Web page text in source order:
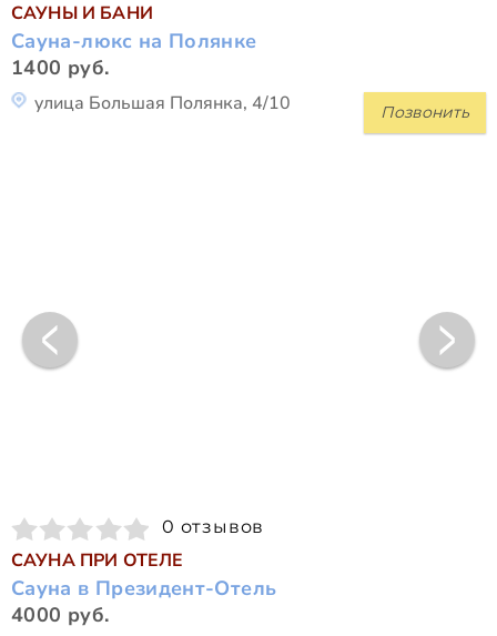
САУНЫ И БАНИ
Сауна-люкс на Полянке
1400 руб.
Позвонить
улица Большая Полянка, 4/10
0 отзывов
САУНА ПРИ ОТЕЛЕ
Сауна в Президент-Отель
4000 руб.